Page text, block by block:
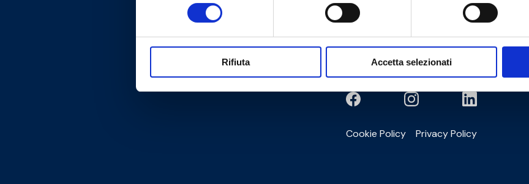
Rifiuta Accetta selezionati
Cookie Policy Privacy Policy